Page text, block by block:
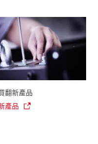
翻新產品
產品